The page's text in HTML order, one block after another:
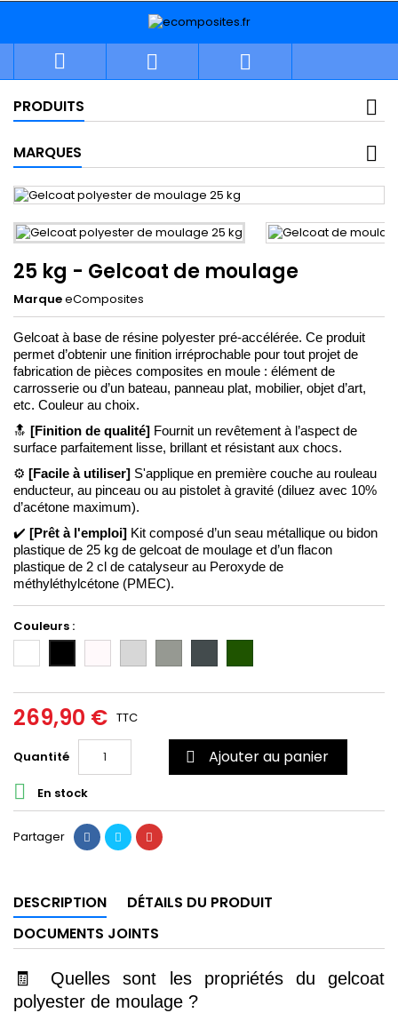
  
PRODUITS
MARQUES
25 kg - Gelcoat de moulage
MarqueeComposites
Gelcoat à base de résine polyester pré-accélérée. Ce produit
permet d’obtenir une finition irréprochable pour tout projet de
fabrication de pièces composites en moule : élément de
carrosserie ou d’un bateau, panneau plat, mobilier, objet d’art,
etc. Couleur au choix.
🔝 [Finition de qualité] Fournit un revêtement à l’aspect de
surface parfaitement lisse, brillant et résistant aux chocs.
⚙️ [Facile à utiliser] S'applique en première couche au rouleau
enducteur, au pinceau ou au pistolet à gravité (diluez avec 10%
d’acétone maximum).
✔️ [Prêt à l'emploi] Kit composé d’un seau métallique ou bidon
plastique de 25 kg de gelcoat de moulage et d’un flacon
méthyléthylcétone (PMEC).
Couleurs :
clair
7035)
moyen
7004)
foncé
7011)
6020
269,90 € TTC
Quantité  Ajouter au panier
 En stock
Partager
DESCRIPTION
DÉTAILS DU PRODUIT
DOCUMENTS JOINTS
🧾
Quelles sont les propriétés du gelcoat
polyester de moulage ?